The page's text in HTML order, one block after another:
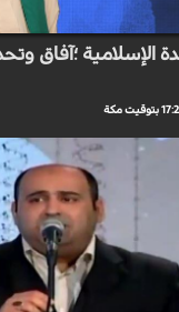
؛آفاق وتحديات -